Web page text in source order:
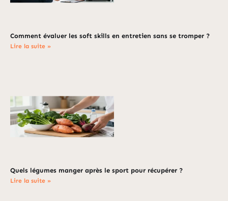
Comment évaluer les soft skills en entretien sans se tromper ?
Lire la suite »
Quels légumes manger après le sport pour récupérer ?
Lire la suite »